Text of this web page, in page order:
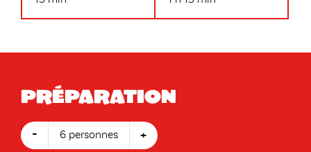
Préparation
- 6 personnes +